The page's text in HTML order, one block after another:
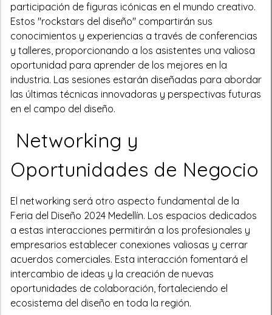
participación de figuras icónicas en el mundo creativo.
Estos "rockstars del diseño" compartirán sus
conocimientos y experiencias a través de conferencias
y talleres, proporcionando a los asistentes una valiosa
oportunidad para aprender de los mejores en la
industria. Las sesiones estarán diseñadas para abordar
las últimas técnicas innovadoras y perspectivas futuras
en el campo del diseño.
Networking y
Oportunidades de Negocio
El networking será otro aspecto fundamental de la
Feria del Diseño 2024 Medellín. Los espacios dedicados
a estas interacciones permitirán a los profesionales y
empresarios establecer conexiones valiosas y cerrar
acuerdos comerciales. Esta interacción fomentará el
intercambio de ideas y la creación de nuevas
oportunidades de colaboración, fortaleciendo el
ecosistema del diseño en toda la región.